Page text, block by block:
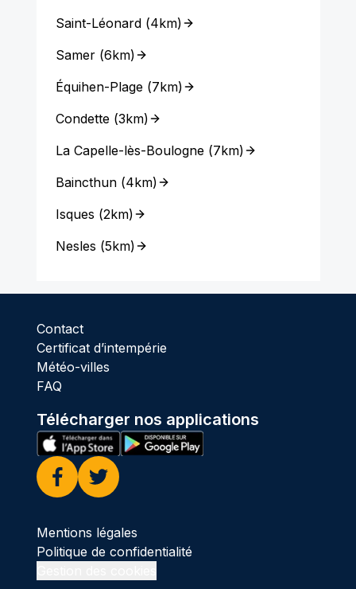
Saint-Léonard(4km)
Samer(6km)
Équihen-Plage(7km)
Condette(3km)
La Capelle-lès-Boulogne(7km)
Baincthun(4km)
Isques (2km)
Nesles (5km)
Contact
Certificat d’intempérie
Météo-villes
FAQ
Télécharger nos applications
Facebook
Twitter
Mentions légales
Politique de confidentialité